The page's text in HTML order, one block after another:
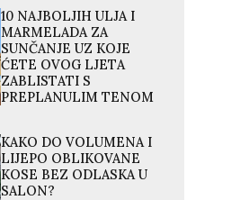
10 NAJBOLJIH ULJA I
MARMELADA ZA
SUNČANJE UZ KOJE
ĆETE OVOG LJETA
ZABLISTATI S
PREPLANULIM TENOM
KAKO DO VOLUMENA I
LIJEPO OBLIKOVANE
KOSE BEZ ODLASKA U
SALON?